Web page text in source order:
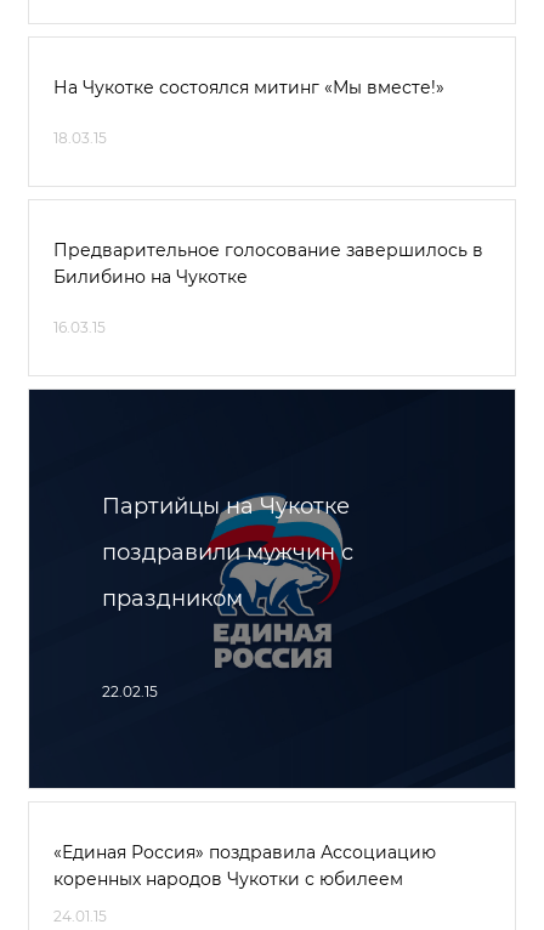
На Чукотке состоялся митинг «Мы вместе!»
18.03.15
Предварительное голосование завершилось в
Билибино на Чукотке
16.03.15
Партийцы на Чукотке
поздравили мужчин с
праздником
22.02.15
«Единая Россия» поздравила Ассоциацию
коренных народов Чукотки с юбилеем
24.01.15